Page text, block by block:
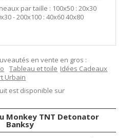
par taille : 100x50 : 20x30
- 200x100 : 40x60 40x80
en vente en gros :
Tableau et toile Idées Cadeaux
Urbain
est disponible sur
Monkey TNT Detonator
Banksy